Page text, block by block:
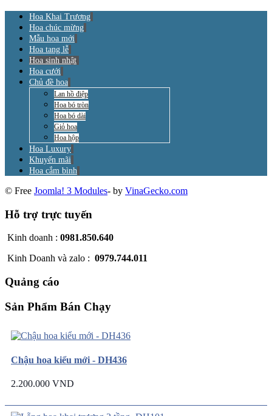
Hoa Khai Trương
Hoa chúc mừng
Mẫu hoa mới
Hoa tang lễ
Hoa sinh nhật
Hoa cưới
Chủ đề hoa
Lan hồ điệp
Hoa bó tròn
Hoa bó dài
Giỏ hoa
Hoa hộp
Hoa Luxury
Khuyến mãi
Hoa cắm bình
© Free Joomla! 3 Modules- by VinaGecko.com
Hỗ trợ trực tuyến
Kinh doanh : 0981.850.640
Kinh Doanh và zalo : 0979.744.011
Quảng cáo
Sản Phẩm Bán Chạy
Chậu hoa kiểu mới - DH436
2.200.000 VND